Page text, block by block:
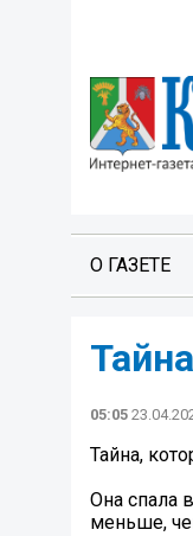
О ГАЗЕТЕ
05:05
Тайна,
Она спала
меньше,